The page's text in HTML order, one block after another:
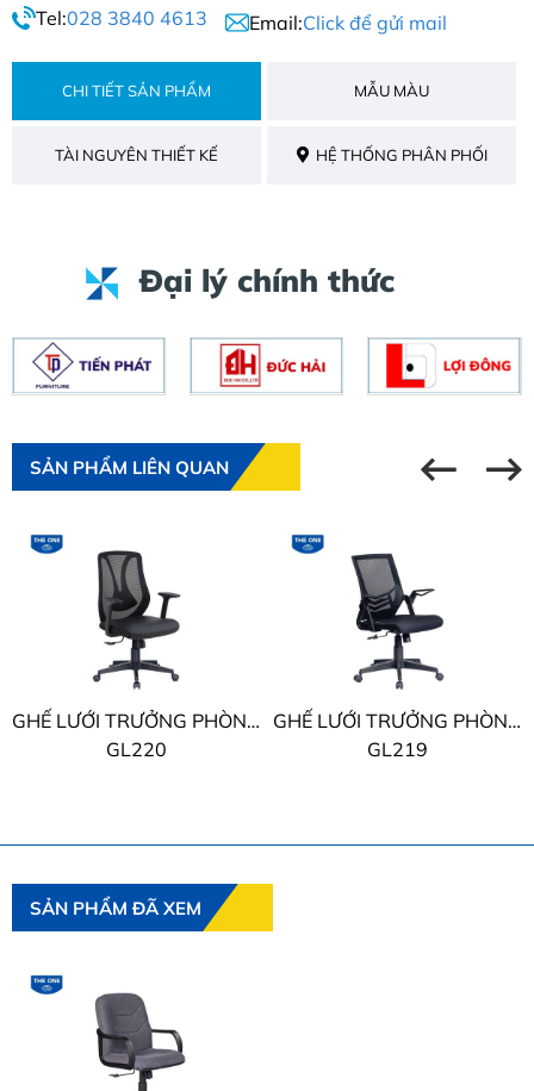
Tel:028 3840 4613 Email:Click để gửi mail
CHI TIẾT SẢN PHẨM MẪU MÀU
TÀI NGUYÊN THIẾT KẾ HỆ THỐNG PHÂN PHỐI
Đại lý chính thức
SẢN PHẨM LIÊN QUAN
GHẾ LƯỚI TRƯỞNG PHÒNG THE ONE
GL220
GHẾ LƯỚI TRƯỞNG PHÒNG THE ONE
GL219
SẢN PHẨM ĐÃ XEM